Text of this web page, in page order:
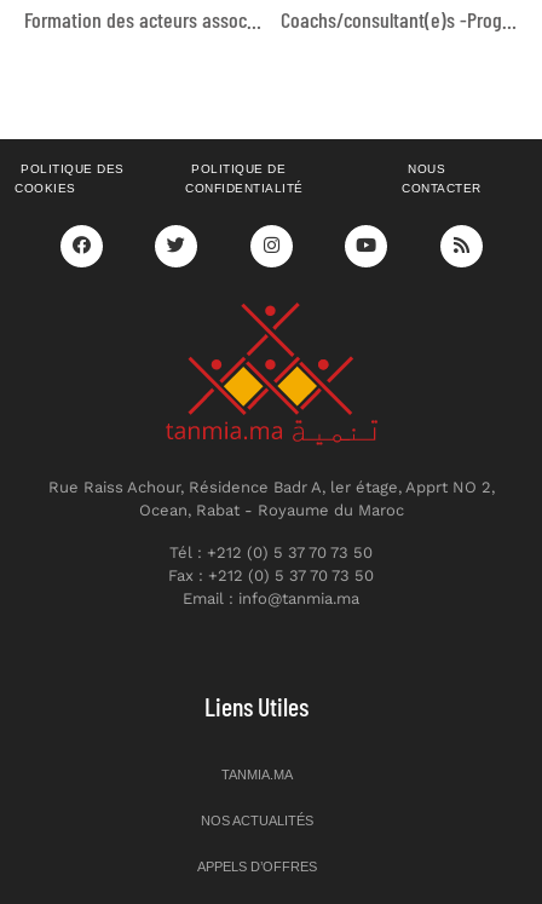
POLITIQUE DES
COOKIES
POLITIQUE DE
CONFIDENTIALITÉ
NOUS
CONTACTER
Rue Raiss Achour, Résidence Badr A, ler étage, Apprt NO 2,
Ocean, Rabat - Royaume du Maroc
Tél : +212 (0) 5 37 70 73 50
Fax : +212 (0) 5 37 70 73 50
Email : info@tanmia.ma
Liens Utiles
TANMIA.MA
NOS ACTUALITÉS
APPELS D’OFFRES